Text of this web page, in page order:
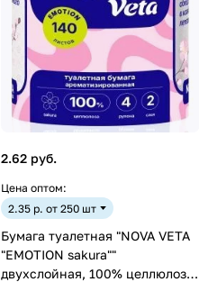
2.62 руб.
Цена оптом:
2.35 р. от 250 шт
Бумага туалетная "NOVA VETA
"EMOTION sakura""
двухслойная, 100% целлюлоза,